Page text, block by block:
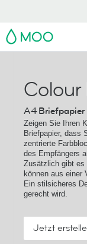
MOO
Colour
A4 Briefpapier
Zeigen Sie Ihren
Briefpapier, dass
zentrierte
des Empfängers
Zusätzlich gibt es
können aus einer
Ein stilsicheres
gerecht wird.
Jetzt